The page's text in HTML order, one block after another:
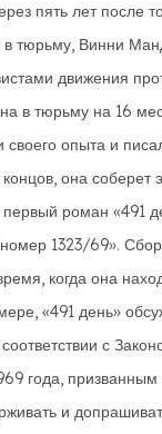
пять лет после
тюрьму, Винни
движения
в тюрьму на 16
своего опыта и
она соберет
роман «491
1323/69».
когда она
«491 день»
с
года, призванным
и